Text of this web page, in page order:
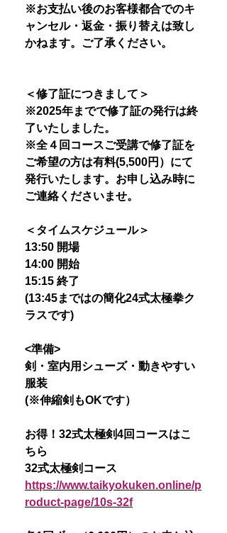
※お支払い後のお客様都合でのキ
ャンセル・返金・振り替えは致し
かねます。ご了承ください。
＜修了証につきまして＞
※2025年までで修了証の発行は終
了いたしました。
※全４回コースご受講で修了証を
ご希望の方は有料(5,500円）にて
発行いたします。お申し込み時に
ご連絡くださいませ。
＜タイムスケジュール＞
13:50 開場
14:00 開始
15:15 終了
(13:45まではの簡化24式太極拳ク
ラスです)
<準備>
剣・室内用シューズ・動きやすい
服装
(※伸縮剣もOKです）
お得！32式太極剣4回コースはこ
ちら
32式太極剣コース
https://www.taikyokuken.online/p
roduct-page/10s-32f